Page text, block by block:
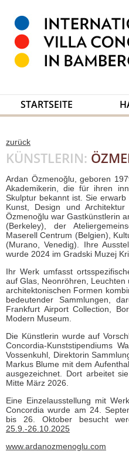
STARTSEITE
zurück
KÜNSTLERIN:
Ardan Özmenoğlu, geboren
Akademikerin, die für ihren
Skulptur bekannt ist. Sie
Kunst, Design und
Özmenoğlu war Gastkünstlerin
(Berkeley), der
Maserell Centrum (Belgien),
(Murano, Venedig). Ihre
wurde 2024 im Gradski Muzej
Ihr Werk umfasst
auf Glas, Neonröhren,
architektonischen Formen
bedeutender Sammlungen,
Frankfurt Airport Collection,
Modern Museum.
Die Künstlerin wurde auf
Concordia-Kunststipendiums
Vossenkuhl, Direktorin
Markus Blume mit dem
ausgezeichnet. Dort arbeitet
Mitte März 2026.
Eine Einzelausstellung mit
Concordia wurde am 24.
bis 26. Oktober besucht
25.9.-26.10.2025
www.ardanozmenoglu.com